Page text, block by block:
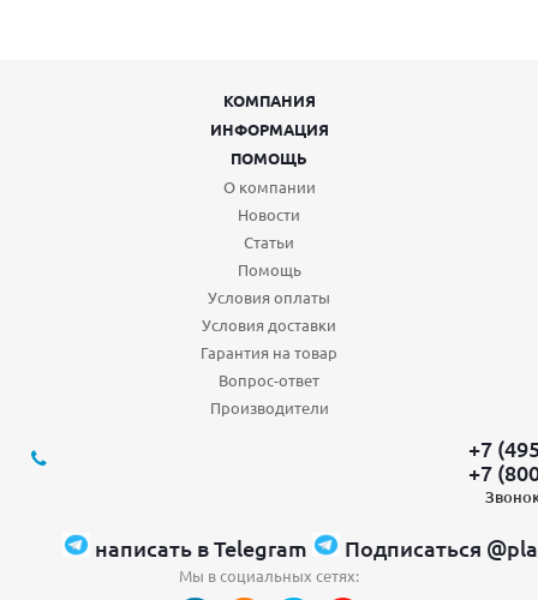
КОМПАНИЯ
ИНФОРМАЦИЯ
ПОМОЩЬ
О компании
Новости
Статьи
Помощь
Условия оплаты
Условия доставки
Гарантия на товар
Вопрос-ответ
Производители
+7
+7
написать в Telegram Подписаться
Мы в социальных сетях: